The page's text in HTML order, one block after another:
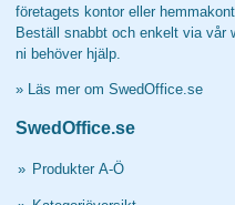
företagets kontor eller
Beställ snabbt och enkelt via vår
ni behöver hjälp.
» Läs mer om SwedOffice.se
SwedOffice.se
» Produkter A-Ö